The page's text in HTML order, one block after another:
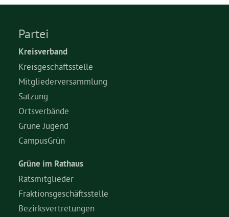
Partei
Kreisverband
Kreisgeschäftsstelle
Mitgliederversammlung
Satzung
Ortsverbände
Grüne Jugend
CampusGrün
Grüne im Rathaus
Ratsmitglieder
Fraktionsgeschäftsstelle
Bezirksvertretungen